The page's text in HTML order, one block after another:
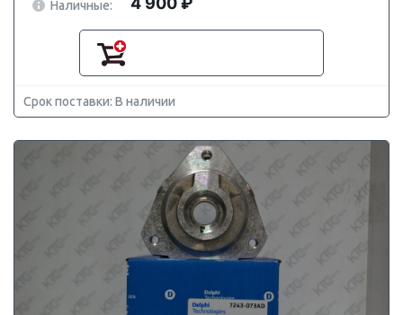
Наличные:
Срок поставки: В наличии